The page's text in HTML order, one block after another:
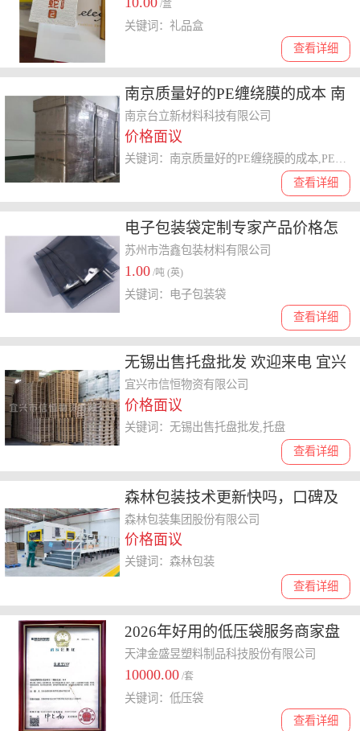
/盒
查看详细
关键词：礼品盒
南京质量好的PE缠绕膜的成本 南
京台立新材料科技供应
南京台立新材料科技有限公司
价格面议
查看详细
电子包装袋定制专家产品价格怎
么样
苏州市浩鑫包装材料有限公司
1.00 /吨 (英)
查看详细
关键词：电子包装袋
无锡出售托盘批发 欢迎来电 宜兴
市信恒物资供应
宜兴市信恒物资有限公司
价格面议
查看详细
关键词：无锡出售托盘批发,托盘
森林包装技术更新快吗，口碑及
环保性能如何，选哪家更靠谱
森林包装集团股份有限公司
价格面议
查看详细
关键词：森林包装
2026年好用的低压袋服务商家盘
点，为你揭晓口碑好的品牌
天津金盛昱塑料制品科技股份有限公司
10000.00 /套
查看详细
关键词：低压袋